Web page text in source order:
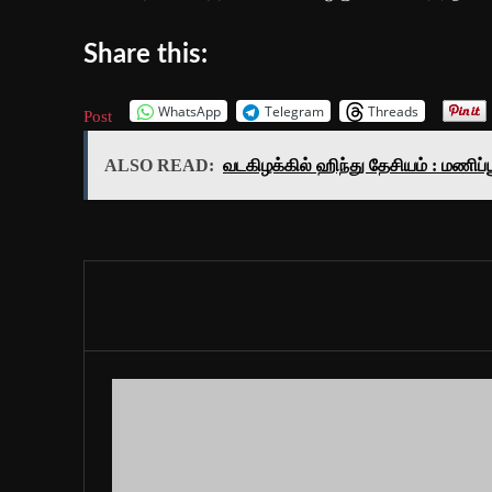
Share this:
Post WhatsApp Telegram Threads
ALSO READ: வடகிழக்கில் ஹிந்து தேசியம் :